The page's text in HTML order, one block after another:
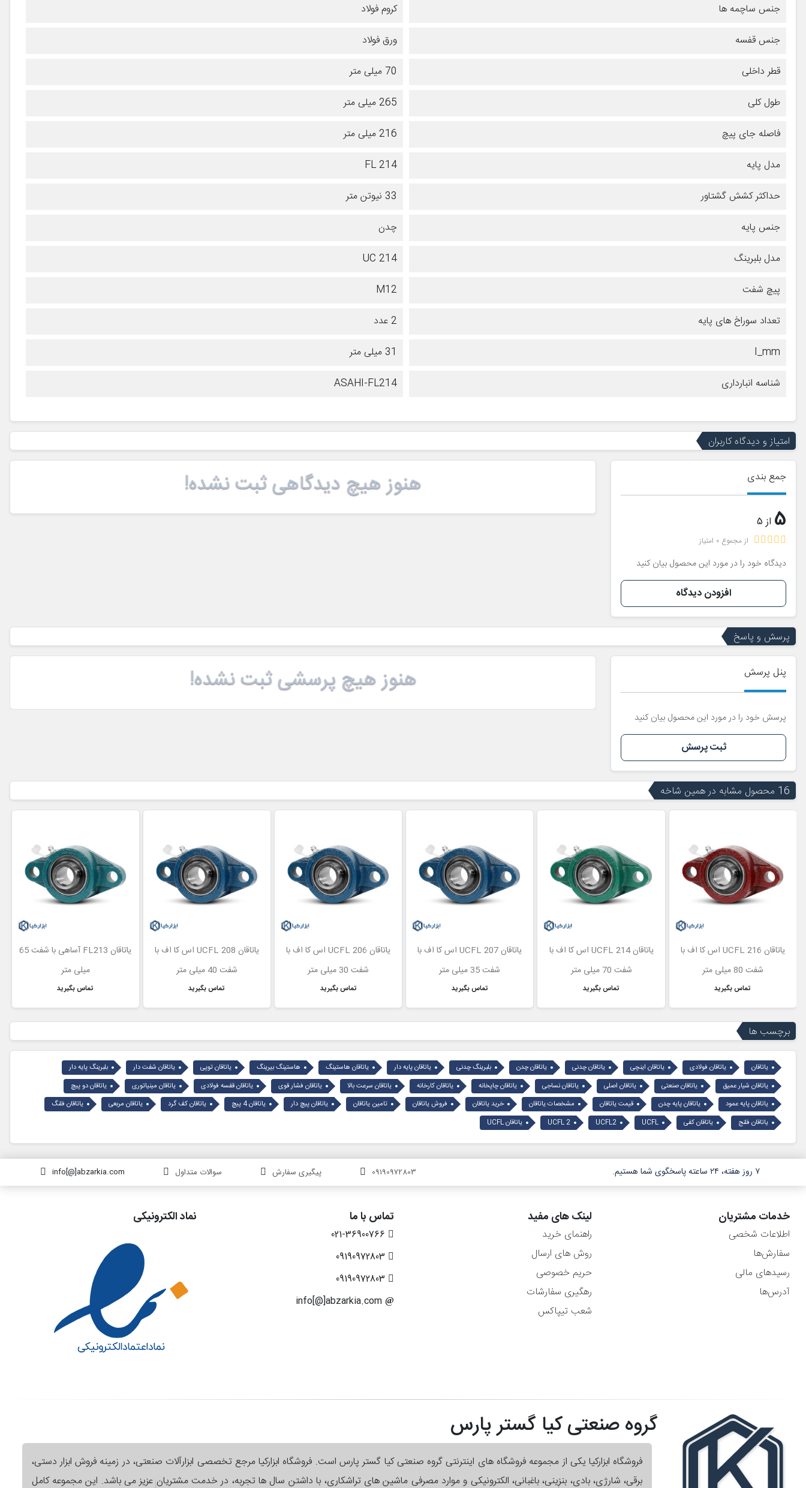
جنس ساچمه ها
کروم فولاد
جنس قفسه
ورق فولاد
قطر داخلی
70 میلی متر
طول کلی
265 میلی متر
فاصله جای پیچ
216 میلی متر
مدل پایه
FL 214
حداکثر کشش گشتاور
33 نیوتن متر
جنس پایه
چدن
مدل بلبرینگ
UC 214
پیچ شفت
M12
تعداد سوراخ های پایه
2 عدد
I_mm
31 میلی متر
شناسه انبارداری
ASAHI-FL214
امتیاز و دیدگاه کاربران
جمع بندی
5 از 5
از مجموع 0 امتیاز
دیدگاه خود را در مورد این محصول بیان کنید
افزودن دیدگاه
هنوز هیچ دیدگاهی ثبت نشده!
پرسش و پاسخ
پنل پرسش
پرسش خود را در مورد این محصول بیان کنید
ثبت پرسش
هنوز هیچ پرسشی ثبت نشده!
16 محصول مشابه در همین شاخه
یاتاقان UCFL 216 اس کا اف با
شفت 80 میلی متر
تماس بگیرید
یاتاقان UCFL 214 اس کا اف با
شفت 70 میلی متر
تماس بگیرید
یاتاقان UCFL 207 اس کا اف با
شفت 35 میلی متر
تماس بگیرید
یاتاقان UCFL 206 اس کا اف با
شفت 30 میلی متر
تماس بگیرید
یاتاقان UCFL 208 اس کا اف با
شفت 40 میلی متر
تماس بگیرید
یاتاقان FL213 آساهی با شفت 65
میلی متر
تماس بگیرید
برچسب ها
یاتاقان یاتاقان فولادی یاتاقان اینچی یاتاقان چدنی یاتاقان چدن بلبرینگ چدنی یاتاقان پایه دار یاتاقان هاستینگ هاستینگ بیرینگ یاتاقان توپی یاتاقان شفت دار
بلبرینگ پایه دار
یاتاقان شیار عمیق
یاتاقان صنعتی یاتاقان اصلی یاتاقان نساجی یاتاقان چاپخانه یاتاقان کارخانه یاتاقان سرعت بالا یاتاقان فشار قوی یاتاقان قفسه فولادی یاتاقان مینیاتوری
یاتاقان دو پیچ
یاتاقان پایه عمود
یاتاقان پایه چدن قیمت یاتاقان مشخصات یاتاقان خرید یاتاقان فروش یاتاقان تامین یاتاقان یاتاقان پیچ دار یاتاقان 4 پیچ یاتاقان کف گرد یاتاقان مربعی
یاتاقان فلنگ
یاتاقان فلنج
یاتاقان کفی UCFL
UCFL2
UCFL 2 یاتاقان UCFL
۷ روز هفته، ۲۴ ساعته پاسخگوی شما هستیم. info[@]abzarkia.com سوالات متداول پیگیری سفارش 09190972803
خدمات مشتریان
اطلاعات شخصی
سفارش‌ها
رسیدهای مالی
آدرس‌ها
لینک های مفید
راهنمای خرید
روش های ارسال
حریم خصوصی
رهگیری سفارشات
شعب تیپاکس
تماس با ما نماد الکترونیکی
گروه صنعتی کیا گستر پارس
فروشگاه ابزارکیا یکی از مجموعه فروشگاه های اینترنتی گروه صنعتی کیا گستر پارس است. فروشگاه ابزارکیا مرجع تخصصی ابزارآلات صنعتی، در زمینه فروش ابزار دستی،
برقی، شارژی، بادی، بنزینی، باغبانی، الکترونیکی و موارد مصرفی ماشین های تراشکاری، با داشتن سال ها تجربه، در خدمت مشتریان عزیز می باشد. این مجموعه کامل